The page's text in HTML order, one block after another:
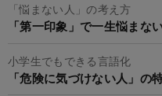
「悩まない人」の考え方
「第一印象」で一生悩まな
小学生でもできる言語化
「危険に気づけない人」の